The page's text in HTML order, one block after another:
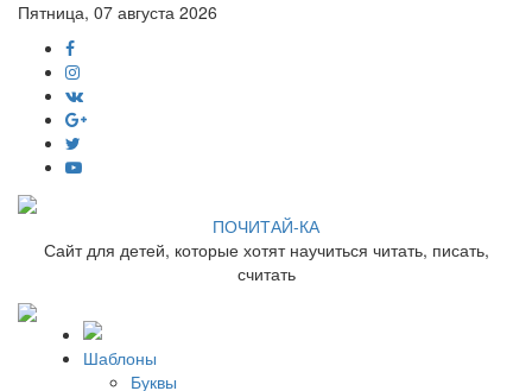
Пятница, 07 августа 2026
ПОЧИТАЙ-КА
Сайт для детей, которые хотят научиться читать, писать,
считать
Шаблоны
Буквы